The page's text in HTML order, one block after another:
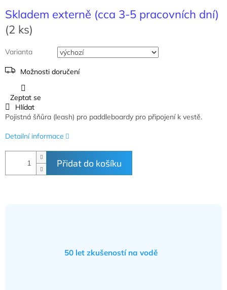
cena:
Skladem externě (cca 3-5 pracovních dní)
(2 ks)
Varianta
Možnosti doručení
Přidat do košíku
Pojistná šňůra (leash) pro paddleboardy pro připojení k vestě.
Detailní informace
Zeptat se
Hlídat
50 let zkušeností na vodě